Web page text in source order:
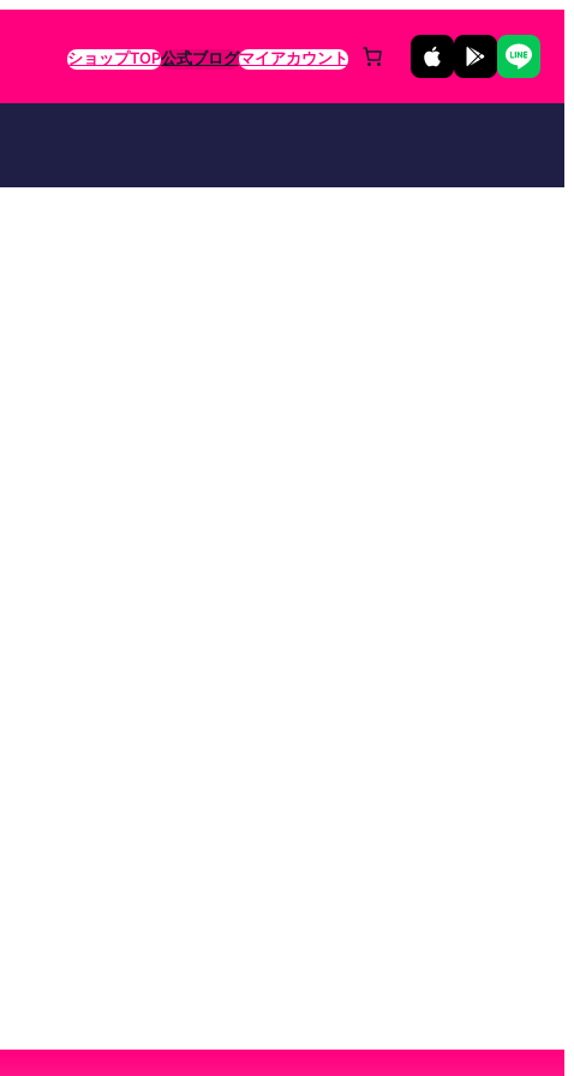
ショップTOP公式ブログマイアカウント